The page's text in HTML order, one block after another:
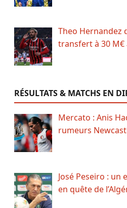
Theo Hernandez
transfert à 30 M€
RÉSULTATS & MATCHS EN
Mercato : Anis
rumeurs
José Peseiro :
en quête de